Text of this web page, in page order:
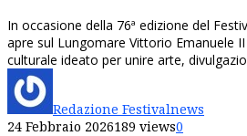
In occasione della 76ª edizione del
apre sul Lungomare Vittorio Emanuele
culturale ideato per unire arte,
Redazione Festivalnews
24 Febbraio 2026189 views0